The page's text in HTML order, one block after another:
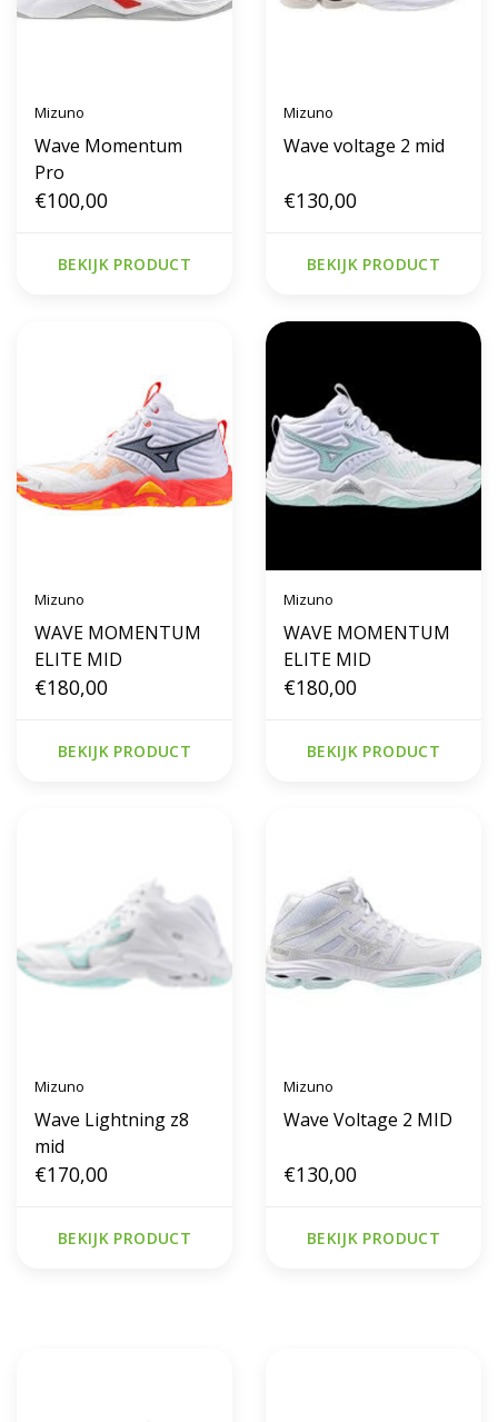
Mizuno
Wave Momentum
Pro
€100,00
BEKIJK PRODUCT
Mizuno
Wave voltage 2 mid
€130,00
BEKIJK PRODUCT
Mizuno
WAVE MOMENTUM
ELITE MID
€180,00
BEKIJK PRODUCT
Mizuno
WAVE MOMENTUM
ELITE MID
€180,00
BEKIJK PRODUCT
Mizuno
Wave Lightning z8
mid
€170,00
BEKIJK PRODUCT
Mizuno
Wave Voltage 2 MID
€130,00
BEKIJK PRODUCT